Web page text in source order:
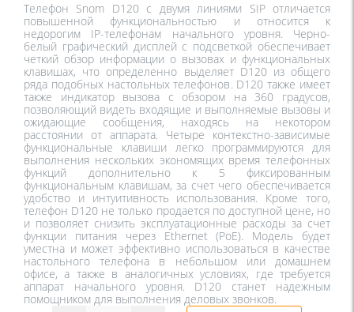
Телефон Snom D120 с двумя линиями SIP отличается
повышенной функциональностью и относится к
недорогим IP-телефонам начального уровня. Черно-
белый графический дисплей с подсветкой обеспечивает
четкий обзор информации о вызовах и функциональных
клавишах, что определенно выделяет D120 из общего
ряда подобных настольных телефонов. D120 также имеет
также индикатор вызова с обзором на 360 градусов,
позволяющий видеть входящие и выполняемые вызовы и
ожидающие сообщения, находясь на некотором
расстоянии от аппарата. Четыре контекстно-зависимые
функциональные клавиши легко программируются для
выполнения нескольких экономящих время телефонных
функций дополнительно к 5 фиксированным
функциональным клавишам, за счет чего обеспечивается
удобство и интуитивность использования. Кроме того,
телефон D120 не только продается по доступной цене, но
и позволяет снизить эксплуатационные расходы за счет
функции питания через Ethernet (PoE). Модель будет
уместна и может эффективно использоваться в качестве
настольного телефона в небольшом или домашнем
офисе, а также в аналогичных условиях, где требуется
аппарат начального уровня. D120 станет надежным
помощником для выполнения деловых звонков.